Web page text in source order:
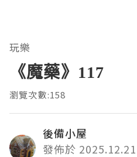
玩樂
《魔藥》117
瀏覽次數:158
後備小屋
發佈於 2025.12.21